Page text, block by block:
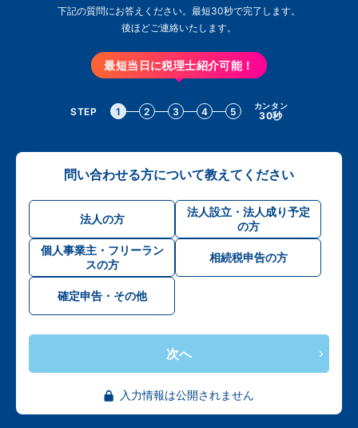
下記の質問にお答えください。最短30秒で完了します。
後ほどご連絡いたします。
最短当日に税理士紹介可能！
STEP 1 2 3 4 5 カンタン
30秒
問い合わせる方について教えてください
法人の方
法人設立・法人成り予定
の方
個人事業主・フリーラン
スの方
相続税申告の方
確定申告・その他
次へ
入力情報は公開されません